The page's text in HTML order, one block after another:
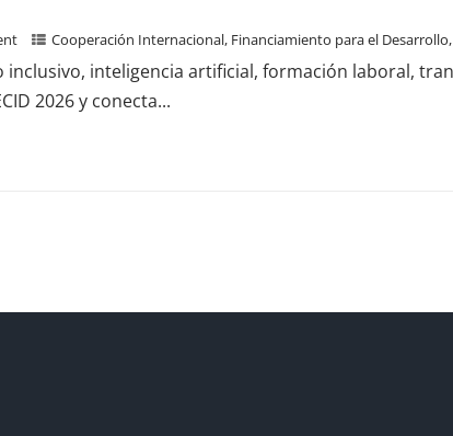
Cooperación Internacional, Financiamiento para el Desarrollo,
inclusivo, inteligencia artificial, formación laboral,
2026 y conecta...